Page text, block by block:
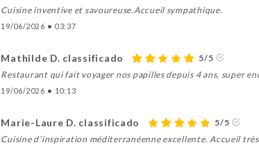
Cuisine inventive et savoureuse.Accueil sympathique.
19/06/2026 • 03:37
Mathilde D. classificado
5/5
Restaurant qui fait voyager nos papilles depuis 4 ans, super
19/06/2026 • 10:13
Marie-Laure D. classificado
5/5
Cuisine d’inspiration méditerranéenne excellente. Accueil